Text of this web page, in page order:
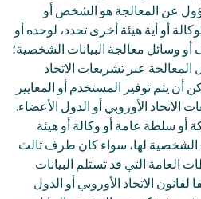
عن المعالجة هو الشخص أو
أو أية هيئة أخرى تحدد، لوحده أو
وسائل معالجة البيانات الشخصية؛
عبر تشريعات الاتحاد
أن يتم توفير المستخدم أو المعايير
الاتحاد الأوروبي أو الدول الأعضاء.
سلطة عامة أو وكالة أو هيئة
الشخصية لها، سواء كان طرف ثالث
العامة التي قد تستلم البيانات
الاتحاد الأوروبي أو الدول